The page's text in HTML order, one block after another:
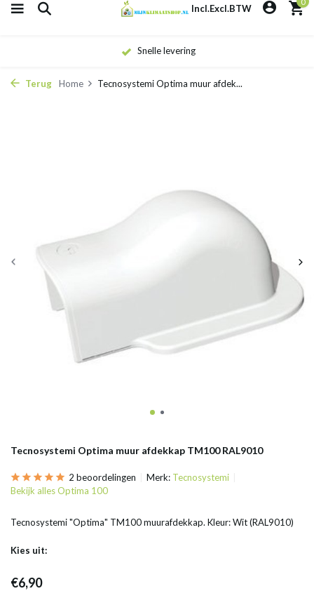
Incl.Excl.BTW
Snelle levering
Terug Home Tecnosystemi Optima muur afdek...
Tecnosystemi Optima muur afdekkap TM100 RAL9010
2 beoordelingen Merk: Tecnosystemi
Bekijk alles Optima 100
Tecnosystemi "Optima" TM100 muurafdekkap. Kleur: Wit (RAL9010)
Kies uit:
€6,90